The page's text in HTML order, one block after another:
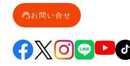
お問い合せ